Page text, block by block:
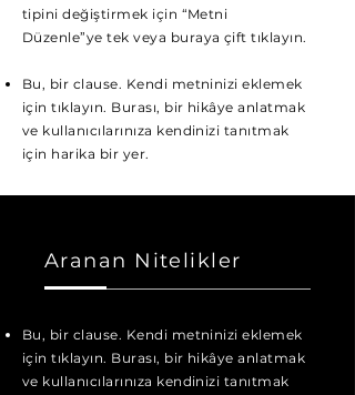
tipini değiştirmek için “Metni
Düzenle”ye tek veya buraya çift tıklayın.
Bu, bir clause. Kendi metninizi eklemek
için tıklayın. Burası, bir hikâye anlatmak
ve kullanıcılarınıza kendinizi tanıtmak
için harika bir yer.
Aranan Nitelikler
Bu, bir clause. Kendi metninizi eklemek
için tıklayın. Burası, bir hikâye anlatmak
ve kullanıcılarınıza kendinizi tanıtmak